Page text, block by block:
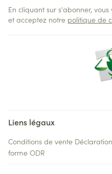
En cliquant sur s'abonner,
et acceptez notre politique de
Liens légaux
Conditions de vente
forme ODR